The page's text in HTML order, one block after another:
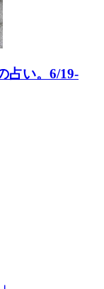
占い。6/19-